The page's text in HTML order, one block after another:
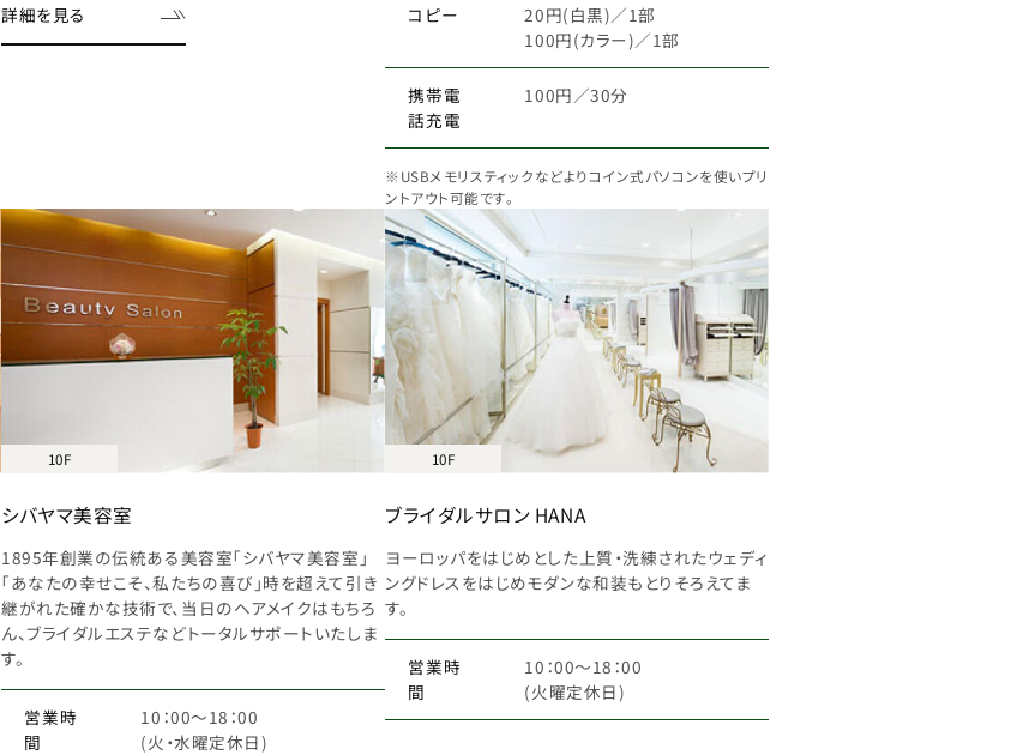
詳細を見る コピー
20円(白黒)／1部
100円(カラー)／1部
携帯電
話充電
100円／30分
※USBメモリスティックなどよりコイン式パソコンを使いプリ
ントアウト可能です。
シバヤマ美容室
1895年創業の伝統ある美容室「シバヤマ美容室」
「あなたの幸せこそ、私たちの喜び」時を超えて引き
継がれた確かな技術で、当日のヘアメイクはもちろ
ん、ブライダルエステなどトータルサポートいたしま
す。
営業時
間
10：00～18：00
(火・水曜定休日)
10F
ブライダルサロン HANA
ヨーロッパをはじめとした上質・洗練されたウェディ
ングドレスをはじめモダンな和装もとりそろえてま
す。
営業時
間
10：00～18：00
(火曜定休日)
10F